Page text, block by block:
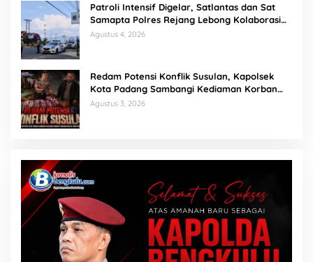
Patroli Intensif Digelar, Satlantas dan Sat
Samapta Polres Rejang Lebong Kolaborasi
Berantas Balap Liar
Agustus 4, 2026
Redam Potensi Konflik Susulan, Kapolsek
Kota Padang Sambangi Kediaman Korban
Penganiayaan di Lubuk Mumpo
Agustus 3, 2026